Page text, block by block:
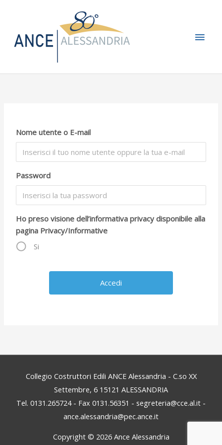
Nome utente o E-mail
Password
Ho preso visione dell’informativa privacy disponibile alla
pagina Privacy/Informative
Si
Collegio Costruttori Edili ANCE Alessandria - C.so XX
Settembre, 6 15121 ALESSANDRIA
Tel. 0131.265724 - Fax 0131.56351 - segreteria@cce.al.it -
ance.alessandria@pec.ance.it
Copyright © 2026 Ance Alessandria